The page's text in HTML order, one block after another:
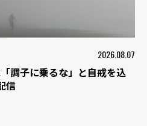
2026.08.07
調子に乗るな」と自戒を込
信